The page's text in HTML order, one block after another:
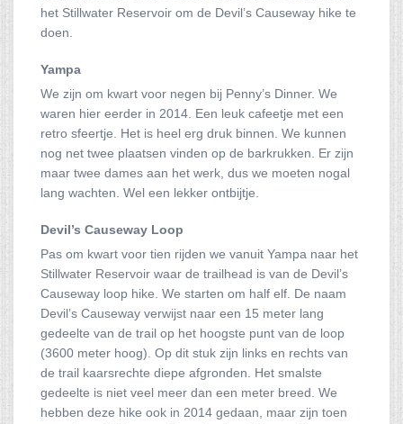
het Stillwater Reservoir om de Devil’s Causeway hike te
doen.
Yampa
We zijn om kwart voor negen bij Penny’s Dinner. We
waren hier eerder in 2014. Een leuk cafeetje met een
retro sfeertje. Het is heel erg druk binnen. We kunnen
nog net twee plaatsen vinden op de barkrukken. Er zijn
maar twee dames aan het werk, dus we moeten nogal
lang wachten. Wel een lekker ontbijtje.
Devil’s Causeway Loop
Pas om kwart voor tien rijden we vanuit Yampa naar het
Stillwater Reservoir waar de trailhead is van de Devil’s
Causeway loop hike. We starten om half elf. De naam
Devil’s Causeway verwijst naar een 15 meter lang
gedeelte van de trail op het hoogste punt van de loop
(3600 meter hoog). Op dit stuk zijn links en rechts van
de trail kaarsrechte diepe afgronden. Het smalste
gedeelte is niet veel meer dan een meter breed. We
hebben deze hike ook in 2014 gedaan, maar zijn toen